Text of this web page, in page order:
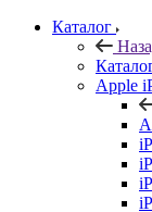
Каталог
Apple